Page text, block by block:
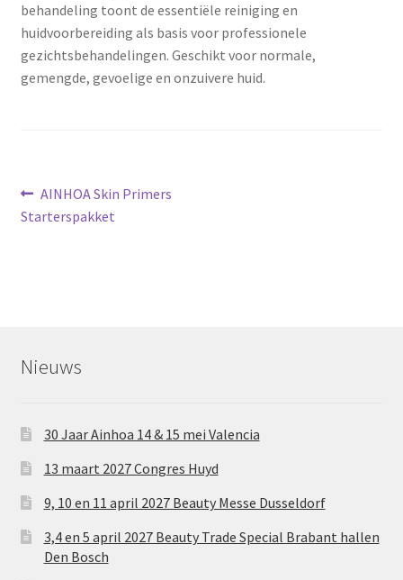
behandeling toont de essentiële reiniging en
huidvoorbereiding als basis voor professionele
gezichtsbehandelingen. Geschikt voor normale,
gemengde, gevoelige en onzuivere huid.
Bericht
navigatie
Vorig
bericht:
AINHOA Skin Primers
Starterspakket
Nieuws
30 Jaar Ainhoa 14 & 15 mei Valencia
13 maart 2027 Congres Huyd
9, 10 en 11 april 2027 Beauty Messe Dusseldorf
3,4 en 5 april 2027 Beauty Trade Special Brabant hallen
Den Bosch